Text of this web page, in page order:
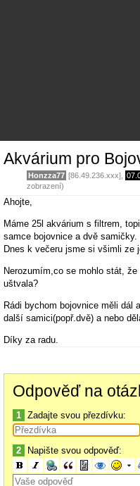
Akvárium pro
Honzza77 [86.49.236.xxx],
zobrazení)
Ahojte,
Máme 25l akvárium s filtrem,
samce bojovnice a dvě samičky.
Dnes k večeru jsme si všimli ze
Nerozumím,co se mohlo stát,
uštvala?
Rádi bychom bojovnice měli
další samici(popř.dvě) a nebo
Díky za radu.
Odpověď na
1 Zadajte svou přezdívku:
2 Napište svou odpověď: